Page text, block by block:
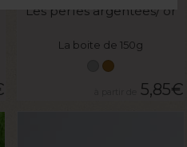
Les perles argentées/ or
La boite de 150g
5,85€